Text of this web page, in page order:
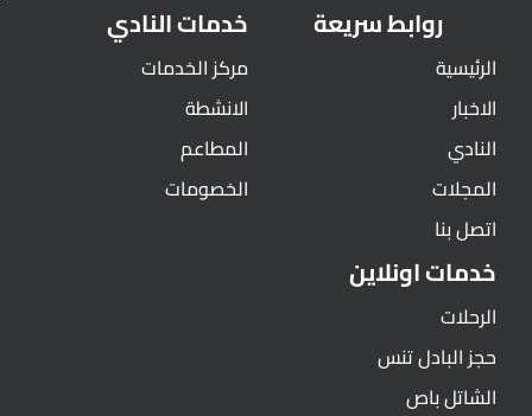
روابط سريعة
الرئيسية
الاخبار
النادي
المجلات
اتصل بنا
خدمات النادي
مركز الخدمات
الانشطة
المطاعم
الخصومات
خدمات اونلاين
الرحلات
حجز البادل تنس
الشاتل باص